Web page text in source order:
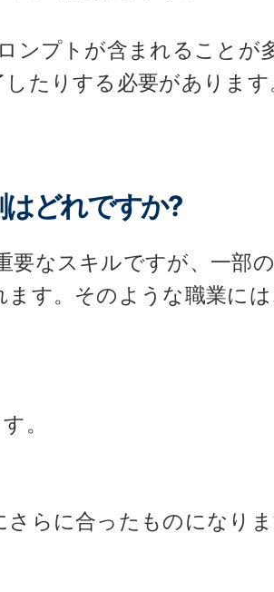
ンプトが含まれることが
たりする必要があります
どれですか?
要なスキルですが、一部
す。そのような職業に
。
らに合ったものになり